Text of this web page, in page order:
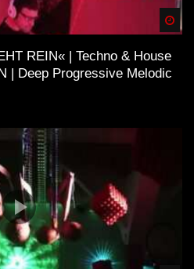
REIN« | Techno & House
| Deep Progressive Melodic